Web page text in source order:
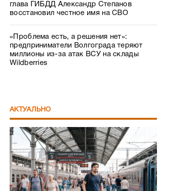
глава ГИБДД Александр Степанов
восстановил честное имя на СВО
«Проблема есть, а решения нет»:
предприниматели Волгограда теряют
миллионы из-за атак ВСУ на склады
Wildberries
АКТУАЛЬНО